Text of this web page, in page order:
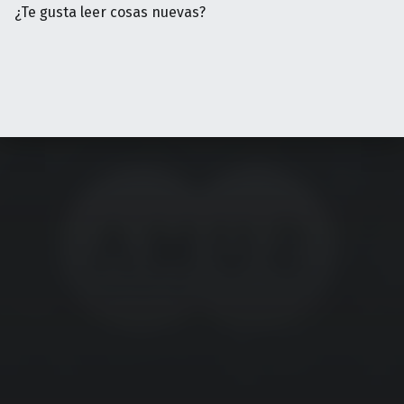
¿Te gusta leer cosas nuevas?